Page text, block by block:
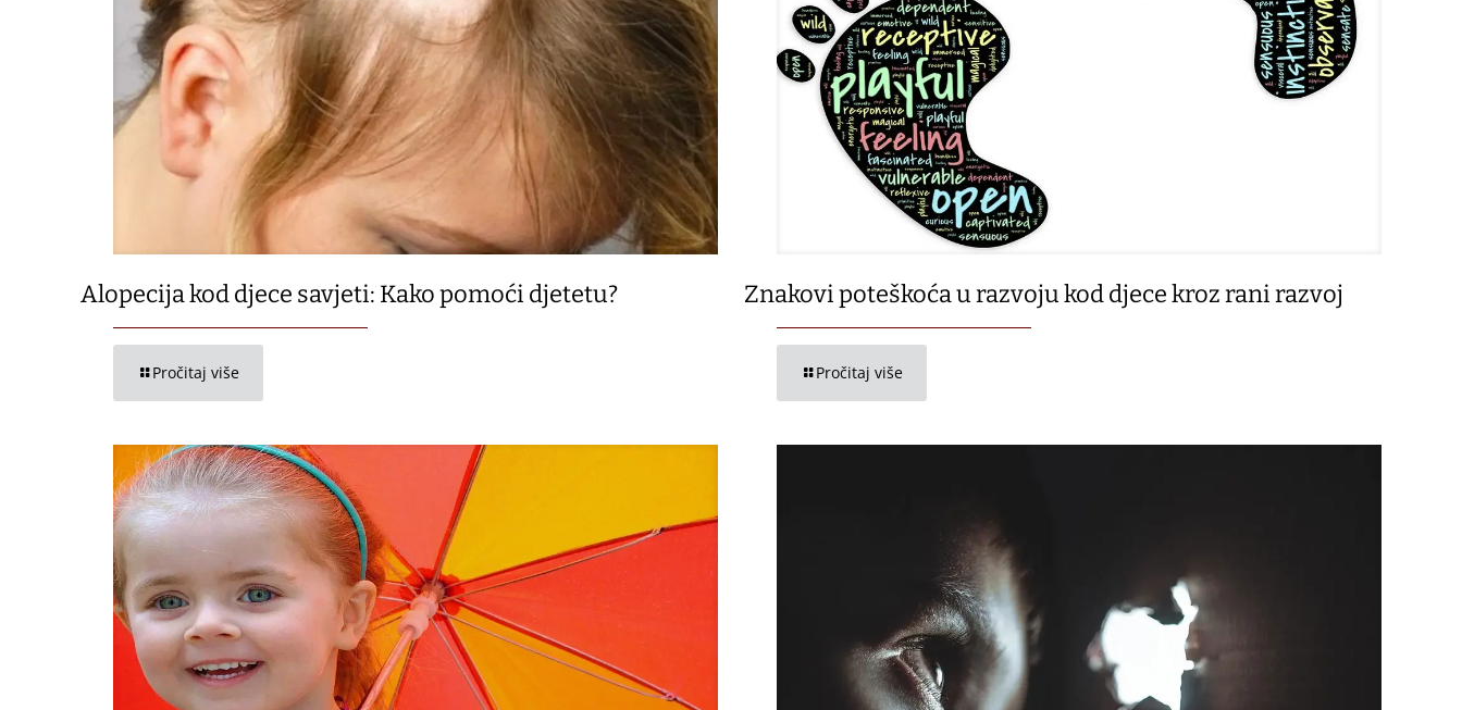
Alopecija kod djece savjeti: Kako pomoći djetetu?
Pročitaj više
Znakovi poteškoća u razvoju kod djece kroz rani razvoj
Pročitaj više